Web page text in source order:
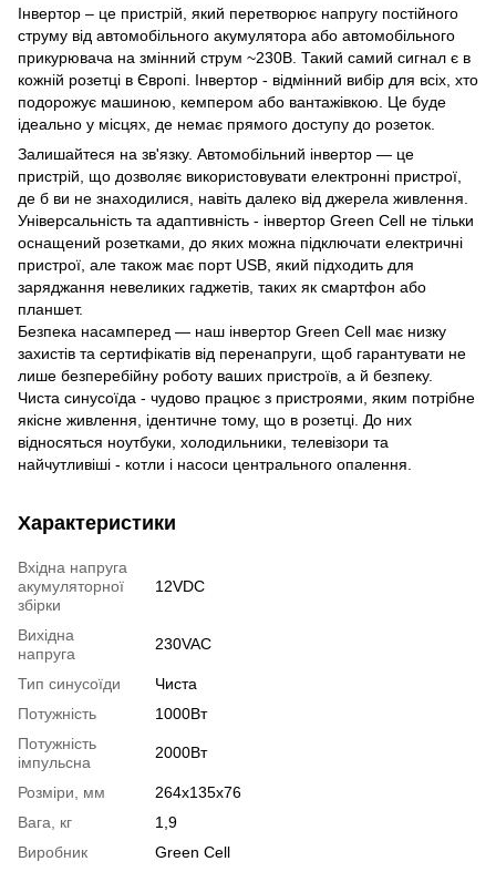
Інвертор – це пристрій, який перетворює напругу постійного
струму від автомобільного акумулятора або автомобільного
прикурювача на змінний струм ~230В. Такий самий сигнал є в
кожній розетці в Європі. Інвертор - відмінний вибір для всіх, хто
подорожує машиною, кемпером або вантажівкою. Це буде
ідеально у місцях, де немає прямого доступу до розеток.
Залишайтеся на зв'язку. Автомобільний інвертор — це
пристрій, що дозволяє використовувати електронні пристрої,
де б ви не знаходилися, навіть далеко від джерела живлення.
Універсальність та адаптивність - інвертор Green Cell не тільки
оснащений розетками, до яких можна підключати електричні
пристрої, але також має порт USB, який підходить для
заряджання невеликих гаджетів, таких як смартфон або
планшет.
Безпека насамперед — наш інвертор Green Cell має низку
захистів та сертифікатів від перенапруги, щоб гарантувати не
лише безперебійну роботу ваших пристроїв, а й безпеку.
Чиста синусоїда - чудово працює з пристроями, яким потрібне
якісне живлення, ідентичне тому, що в розетці. До них
відносяться ноутбуки, холодильники, телевізори та
найчутливіші - котли і насоси центрального опалення.
Характеристики
Вхідна напруга
акумуляторної
збірки
12VDC
Вихідна
напруга
230VAC
Тип синусоїди
Чиста
Потужність
1000Вт
Потужність
імпульсна
2000Вт
Розміри, мм
264x135x76
Вага, кг
1,9
Виробник
Green Cell